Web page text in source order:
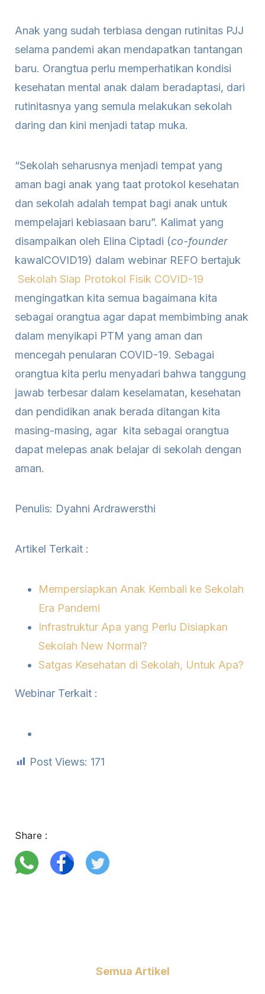
Anak yang sudah terbiasa dengan rutinitas PJJ
selama pandemi akan mendapatkan tantangan
baru. Orangtua perlu memperhatikan kondisi
kesehatan mental anak dalam beradaptasi, dari
rutinitasnya yang semula melakukan sekolah
daring dan kini menjadi tatap muka.
“Sekolah seharusnya menjadi tempat yang
aman bagi anak yang taat protokol kesehatan
dan sekolah adalah tempat bagi anak untuk
mempelajari kebiasaan baru”. Kalimat yang
disampaikan oleh Elina Ciptadi (co-founder
kawalCOVID19) dalam webinar REFO bertajuk
Sekolah Siap Protokol Fisik COVID-19
mengingatkan kita semua bagaimana kita
sebagai orangtua agar dapat membimbing anak
dalam menyikapi PTM yang aman dan
mencegah penularan COVID-19. Sebagai
orangtua kita perlu menyadari bahwa tanggung
jawab terbesar dalam keselamatan, kesehatan
dan pendidikan anak berada ditangan kita
masing-masing, agar kita sebagai orangtua
dapat melepas anak belajar di sekolah dengan
aman.
Penulis: Dyahni Ardrawersthi
Artikel Terkait :
Mempersiapkan Anak Kembali ke Sekolah
Era Pandemi
Infrastruktur Apa yang Perlu Disiapkan
Sekolah New Normal?
Satgas Kesehatan di Sekolah, Untuk Apa?
Webinar Terkait :
Post Views: 171
Share :
Semua Artikel